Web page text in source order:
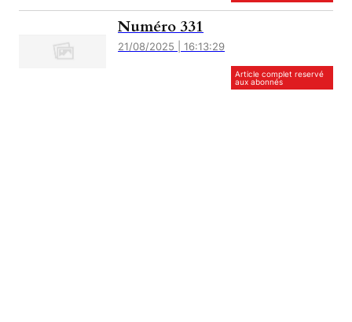
Numéro 331
21/08/2025 | 16:13:29
Article complet reservé
aux abonnés